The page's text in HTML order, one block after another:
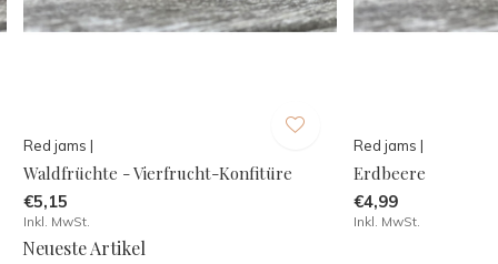
Red jams |
Waldfrüchte - Vierfrucht-Konfitüre
€5,15
Inkl. MwSt.
Red jams |
Erdbeere
€4,99
Inkl. MwSt.
Neueste Artikel